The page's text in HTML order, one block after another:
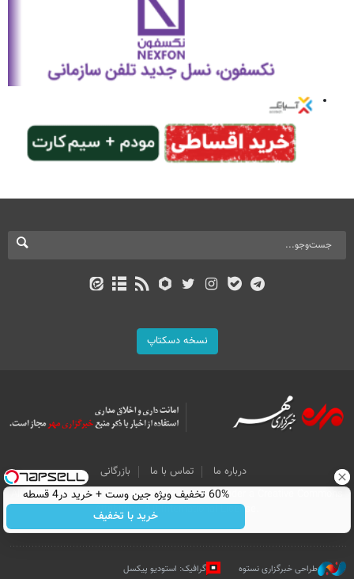
نسخه دسکتاپ
درباره ما تماس با ما
بازرگانی
All Content by Mehr News Agency is licensed under a Creative Commons
Attribution 4.0 International License.
طراحی خبرگزاری نستوه گرافیک: استودیو پیکسل
60% تخفیف ویژه جین وست + خرید در4 قسطه
خرید با تخفیف